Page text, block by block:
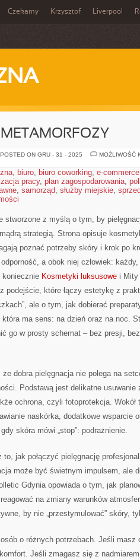
Czekamy Krzysztof Liverpool
METAMORFOZY
POSTED ON GRU - 31 - 2025
MOŻLIWOŚĆ
, biuro, biuro coworking, e-commerce
pracy, plan zagospodarowania,
, samorząd, służby miejskie,
stworzone z myślą o tym, by
strategią. Strona opisuje
poznać potrzeby skóry i krok po
a obok niej człowiek:
koniecznie Kosmetyki luksusowe i Mity
podejście, które łączy estetykę z
ale o tym, jak dobierać
która ma sens: na dzień oraz na noc.
go w prosty schemat – bez presji,
dobra pielęgnacja nie polega na
Podstawą jest delikatne
ochrona, czyli fotoprotekcja. Wokół
naskórka, dodatkowe wsparcie
skóra mówi „stop”: podrażnienie.
jak połączyć pielęgnację
może być świetnym impulsem, ale
Gdynia opowiada o tym, jak
na zmiany warunków
by nie „przestymulować” skóry,
o różnych potrzebach. Jeśli masz
Jeśli zmagasz się z